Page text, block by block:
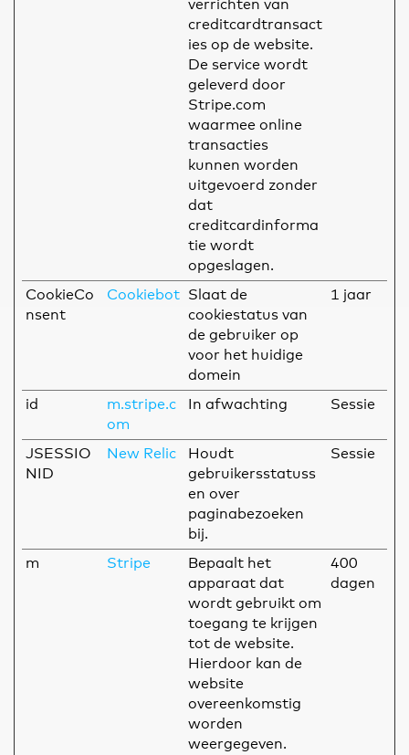
verrichten van
creditcardtransact
ies op de website.
De service wordt
geleverd door
Stripe.com
waarmee online
transacties
kunnen worden
uitgevoerd zonder
dat
creditcardinforma
tie wordt
opgeslagen.
CookieCo
nsent
Cookiebot
Slaat de
cookiestatus van
de gebruiker op
voor het huidige
domein
1 jaar
id
m.stripe.c
om
In afwachting Sessie
JSESSIO
NID
New Relic
Houdt
gebruikersstatuss
en over
paginabezoeken
bij.
Sessie
m Stripe
Bepaalt het
apparaat dat
wordt gebruikt om
toegang te krijgen
tot de website.
Hierdoor kan de
website
overeenkomstig
worden
weergegeven.
400
dagen